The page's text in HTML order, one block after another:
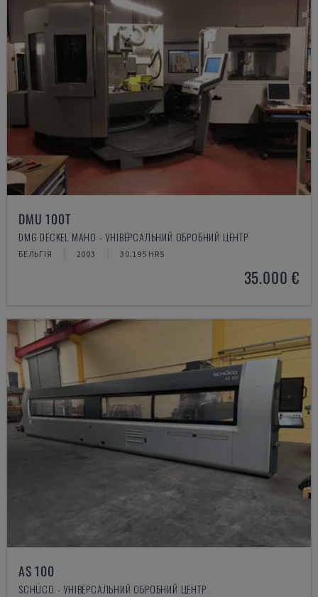
DMU 100T
DMG DECKEL MAHO - УНІВЕРСАЛЬНИЙ ОБРОБНИЙ ЦЕНТР
БЕЛЬГІЯ 2003 30.195 HRS
35.000 €
AS 100
SCHÜCO - УНІВЕРСАЛЬНИЙ ОБРОБНИЙ ЦЕНТР